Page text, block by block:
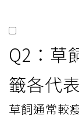
Q2：草
籤各代
草飼通常較